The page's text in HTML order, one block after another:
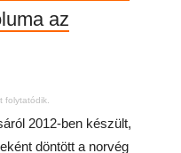
az
folytatódik.
2012-ben készült,
döntött a norvég